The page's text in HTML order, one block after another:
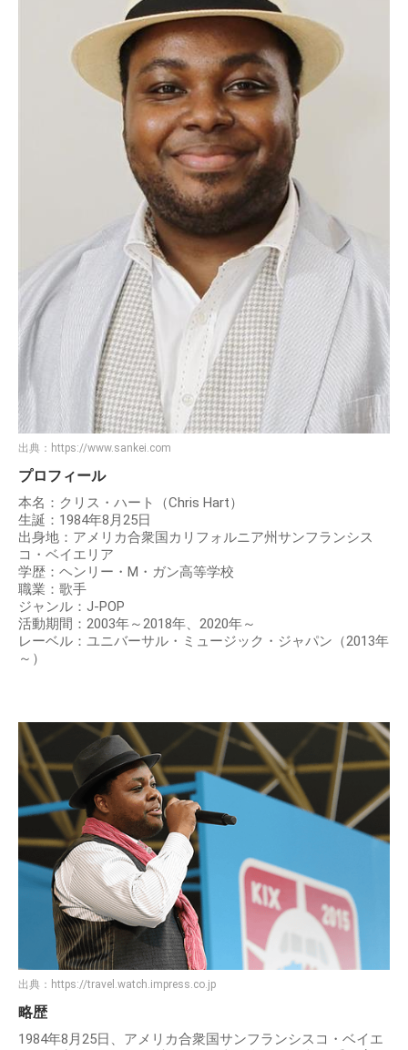
出典： https://www.sankei.com
プロフィール
本名：クリス・ハート（Chris Hart）
生誕：1984年8月25日
出身地：アメリカ合衆国カリフォルニア州サンフランシス
コ・ベイエリア
学歴：ヘンリー・M・ガン高等学校
職業：歌手
ジャンル：J-POP
活動期間：2003年～2018年、2020年～
レーベル：ユニバーサル・ミュージック・ジャパン（2013年
～）
出典： https://travel.watch.impress.co.jp
略歴
1984年8月25日、アメリカ合衆国サンフランシスコ・ベイエ